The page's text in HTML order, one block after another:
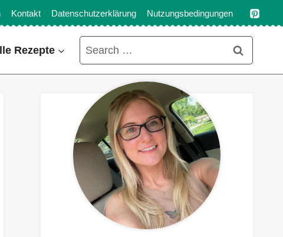
Kontakt Datenschutzerklärung Nutzungsbedingungen
Rezepte
Search
for: